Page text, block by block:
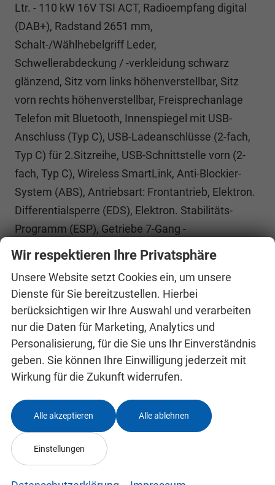
Ltr. - 110 kW 16V TSI ACT, Radioempfang digital
(DAB+), Radstand 2651 mm,
Schalt-/Wählhebelgriff Leder,
Schwellerabdeckung / -verkleidung schwarz
glänzend, Sitz vorn links höhenverstellbar, Sitz
vorn rechts höhenverstellbar, Freisprechanlage
Telefon mit Bluetooth, Innenspiegel mit USB-
Anschluss (Typ C), USB-Ladeanschlüsse (2-fach,
Typ C) für 2.Sitzreihe, USB-Schnittstelle vorn (2-
fach, Typ C), Wireless SmartLink, Anti-Blockier-
System (ABS), Antriebsart: Frontantrieb, Elektron.
Differentialsperre (EDS), Elektron. Stabilitäts-
Programm (ESP), Getriebe 7-Gang -
Doppelkupplungsgetriebe DSG, Klimaanlage
Climatronic 2-Zonen, Airbag Beifahrerseite
abschaltbar, Airbag Fahrer-/Beifahrerseite,
Fensterheber elektrisch vorn + hinten,
Fernbedienung für Zentralverriegelung, Isofix-
Aufnahmen für Kindersitz an Beifahrersitz, Isofix-
Aufnahmen für Kindersitz an Rücksitz, Kopf-
Airbag-System, Mittelarmlehne vorn,
Schließ-/Startsystem Kessy, Seitenairbag vorn,
Seitenscheiben hinten und Heckscheibe
abgedunkelt (SunSet), Zentralverriegelung,
Fahrassistenz-System: Berganfahr-Assistent (Hill-
Wir respektieren Ihre Privatsphäre
Unsere Website setzt Cookies ein, um unsere
Dienste für Sie bereitzustellen. Hierbei
berücksichtigen wir Ihre Auswahl und verarbeiten
nur die Daten für Marketing, Analytics und
Personalisierung, für die Sie uns Ihr Einverständnis
geben. Sie können Ihre Einwilligung jederzeit mit
Wirkung für die Zukunft widerrufen.
Alle akzeptieren Alle ablehnen
Einstellungen